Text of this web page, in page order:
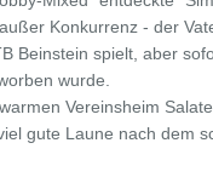
Konkurrenz - der
Beinstein spielt, aber
wurde.
Vereinsheim
gute Laune nach dem